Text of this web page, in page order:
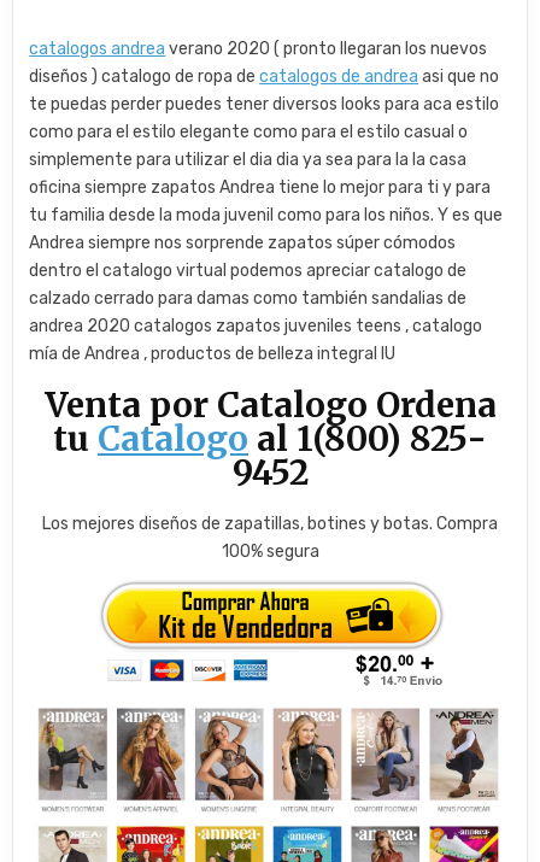
catalogos andrea verano 2020 ( pronto llegaran los nuevos
diseños ) catalogo de ropa decatalogos de andrea asi que no
te puedas perder puedes tener diversos looks para aca estilo
como para el estilo elegante como para el estilo casual o
simplemente para utilizar el dia dia ya sea para la la casa
oficina siempre zapatos Andrea tiene lo mejor para ti y para
tu familia desde la moda juvenil como para los niños. Y es que
Andrea siempre nos sorprende zapatos súper cómodos
dentro el catalogo virtual podemos apreciar catalogo de
calzado cerrado para damas como también sandalias de
andrea 2020 catalogos zapatos juveniles teens , catalogo
mía de Andrea , productos de belleza integral IU
Venta por Catalogo Ordena
tu Catalogo al 1(800) 825-
9452
Los mejores diseños de zapatillas, botines y botas. Compra
100% segura